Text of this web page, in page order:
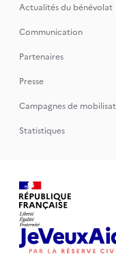
Actualités du bénévolat
Communication
Partenaires
Presse
Campagnes de
Statistiques